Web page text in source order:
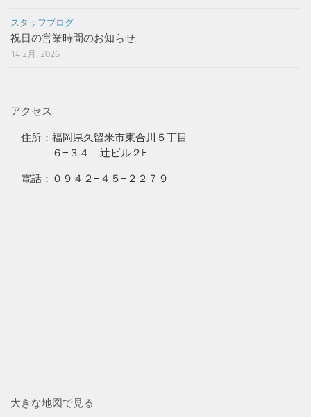
スタッフブログ
祝日の営業時間のお知らせ
14 2月, 2026
アクセス
住所：福岡県久留米市東合川５丁目
６−３４ 辻ビル２F
電話：０９４２−４５−２２７９
大きな地図で見る